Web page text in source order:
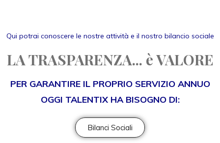
Qui potrai conoscere le nostre attività e il nostro bilancio sociale
LA TRASPARENZA... è VALORE
PER GARANTIRE IL PROPRIO SERVIZIO ANNUO
OGGI TALENTIX HA BISOGNO DI:
Bilanci Sociali